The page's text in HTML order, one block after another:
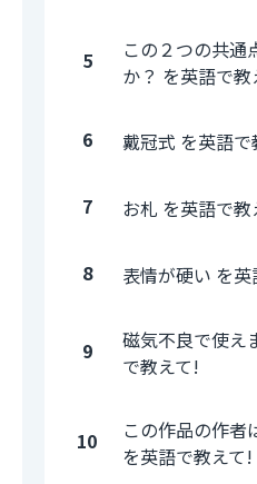
5
この２つの共通
か？ を英語で教
6 戴冠式 を英語で
7 お札 を英語で教
8 表情が硬い を
9
磁気不良で使え
で教えて!
10
この作品の作者
を英語で教えて!